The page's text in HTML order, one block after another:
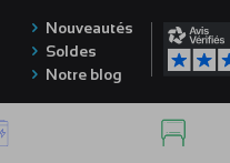
Nouveautés
Soldes
Notre blog